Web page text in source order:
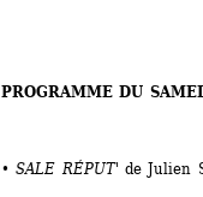
PROGRAMME DU
• SALE RÉPUT' de Julien